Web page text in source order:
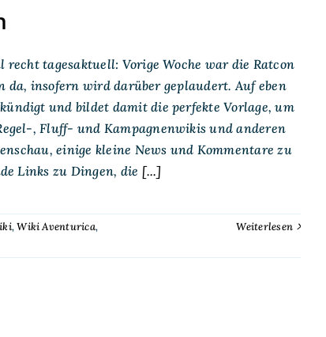
tagesaktuell: Vorige Woche war die Ratcon
da, insofern wird darüber geplaudert. Auf eben
und bildet damit die perfekte Vorlage, um
, Fluff- und Kampagnenwikis und anderen
einige kleine News und Kommentare zu
Links zu Dingen, die [...]
,Wiki Aventurica,
Weiterlesen